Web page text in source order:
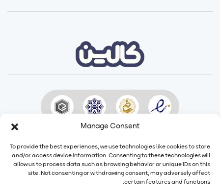
Manage Consent
To provide the best experiences, we use technologies like cookies to store
and/or access device information. Consenting to these technologies will
allow us to process data such as browsing behavior or unique IDs on this
site. Not consenting or withdrawing consent, may adversely affect
certain features and functions.